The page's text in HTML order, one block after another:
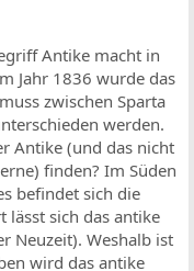
Antike macht in
Jahr 1836 wurde das
zwischen Sparta
werden.
Antike (und das nicht
finden? Im Süden
befindet sich die
lässt sich das antike
Neuzeit). Weshalb ist
wird das antike